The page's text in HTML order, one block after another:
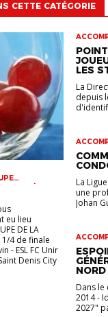
CETTE CATÉGORIE
LOISIR |
U15 | U17 |
eu lieu
DE LA
1/4 de finale
- ESL FC Unir
Denis City
INFOS-
LES
La
depuis
La
une
Johan
INFOS-
NORD
Dans
2014 -
2027"